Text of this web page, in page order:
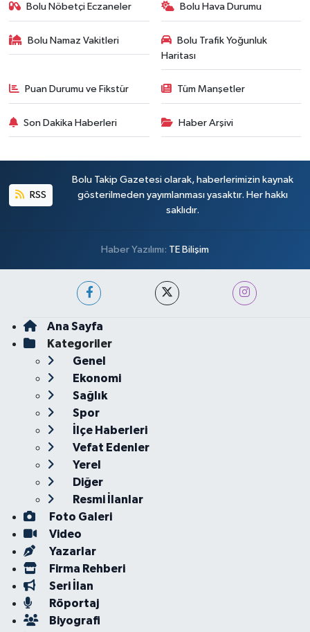
Bolu Nöbetçi Eczaneler Bolu Hava Durumu
Bolu Namaz Vakitleri
Bolu Trafik Yoğunluk
Haritası
Puan Durumu ve Fikstür Tüm Manşetler
Son Dakika Haberleri Haber Arşivi
RSS
Bolu Takip Gazetesi olarak, haberlerimizin kaynak
gösterilmeden yayımlanması yasaktır. Her hakkı
saklıdır.
Haber Yazılımı: TE Bilişim
Ana Sayfa
Kategoriler
Genel
Ekonomi
Sağlık
Spor
İlçe Haberleri
Vefat Edenler
Yerel
Diğer
Resmi İlanlar
Foto Galeri
Video
Yazarlar
Firma Rehberi
Seri İlan
Röportaj
Biyografi